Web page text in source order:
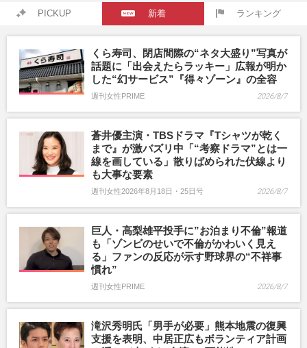
PICKUP 新着 ランキング
くら寿司、閉店間際の“ネタ大盛り”写真が
話題に「出会えたらラッキー」広報が明か
した“幻サービス”『得々ゾーン』の全容
週刊女性PRIME 2026/8/7
蒼井優主演・TBSドラマ『Tシャツが乾く
まで』が激バズリ中「“考察ドラマ”とは一
線を画している」散りばめられた伏線より
も大事な要素
週刊女性2026年8月18日・25日号 2026/8/7
巨人・高梨雄平投手に”お泊まり不倫”報道
も「ゾンビのせいで不倫がかわいく見え
る」ファンの反応が示す野球界の“不祥事
慣れ”
週刊女性PRIME 2026/8/7
滝沢秀明氏「男手が必要」熊本地震の復興
支援を表明、中居正広もボランティア計画